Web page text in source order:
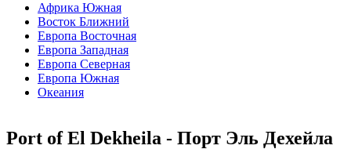
Африка Южная
Восток Ближний
Европа Восточная
Европа Западная
Европа Северная
Европа Южная
Океания
Port of El Dekheila - Порт Эль Дeхейла